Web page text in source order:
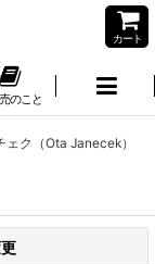
カート
のこと
ェク（Ota Janecek）